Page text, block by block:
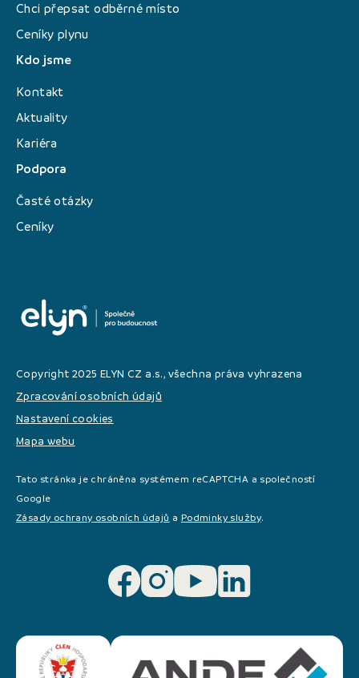
Chci přepsat odběrné místo
Ceníky plynu
Kdo jsme
Kontakt
Aktuality
Kariéra
Podpora
Časté otázky
Ceníky
Copyright 2025 ELYN CZ a.s., všechna práva vyhrazena
Zpracování osobních údajů
Nastavení cookies
Mapa webu
Tato stránka je chráněna systémem reCAPTCHA a společností
Google
Zásady ochrany osobních údajů a Podminky služby.